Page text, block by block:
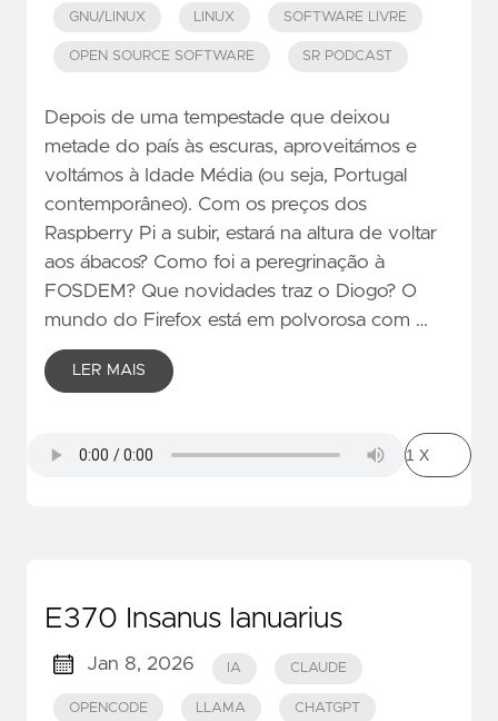
GNU/LINUX LINUX SOFTWARE LIVRE
OPEN SOURCE SOFTWARE SR PODCAST
Depois de uma tempestade que deixou
metade do país às escuras, aproveitámos e
voltámos à Idade Média (ou seja, Portugal
contemporâneo). Com os preços dos
Raspberry Pi a subir, estará na altura de voltar
aos ábacos? Como foi a peregrinação à
FOSDEM? Que novidades traz o Diogo? O
mundo do Firefox está em polvorosa com …
LER MAIS
E370 Insanus Ianuarius
Jan 8, 2026 IA CLAUDE
OPENCODE LLAMA CHATGPT